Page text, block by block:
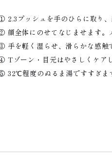
2.3プッシュを手のひらに取り、
顔全体にのせてなじませます。
手を軽く湿らせ、滑らかな感触
Tゾーン・目元はやさしくケア
32℃程度のぬるま湯ですすぎま